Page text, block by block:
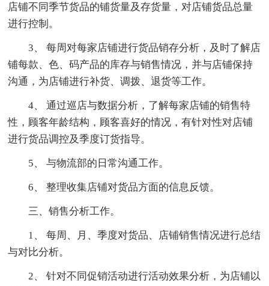
店铺不同季节货品的铺货量及存货量，对店铺货品总量
进行控制。
3、 每周对每家店铺进行货品销存分析，及时了解店
铺每款、色、码产品的库存与销售情况，并与店铺保持
沟通，为店铺进行补货、调拨、退货等工作。
4、 通过巡店与数据分析，了解每家店铺的销售特
性，顾客年龄结构，顾客喜好的情况，有针对性对店铺
进行货品调控及季度订货指导。
5、 与物流部的日常沟通工作。
6、 整理收集店铺对货品方面的信息反馈。
三、销售分析工作。
1、 每周、月、季度对货品、店铺销售情况进行总结
与对比分析。
2、 针对不同促销活动进行活动效果分析，为店铺以